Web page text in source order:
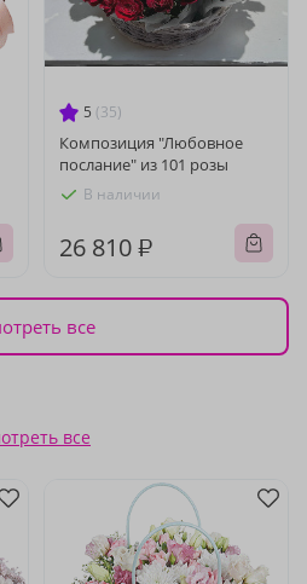
5 (35)
Композиция "Любовное
послание" из 101 розы
В наличии
26 810 ₽
все
все